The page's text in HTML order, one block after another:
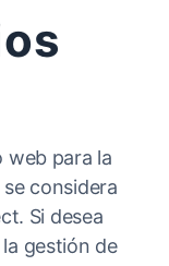
web para la
considera
Si desea
gestión de